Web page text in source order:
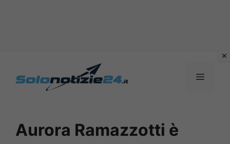
MENU
Aurora Ramazzotti è